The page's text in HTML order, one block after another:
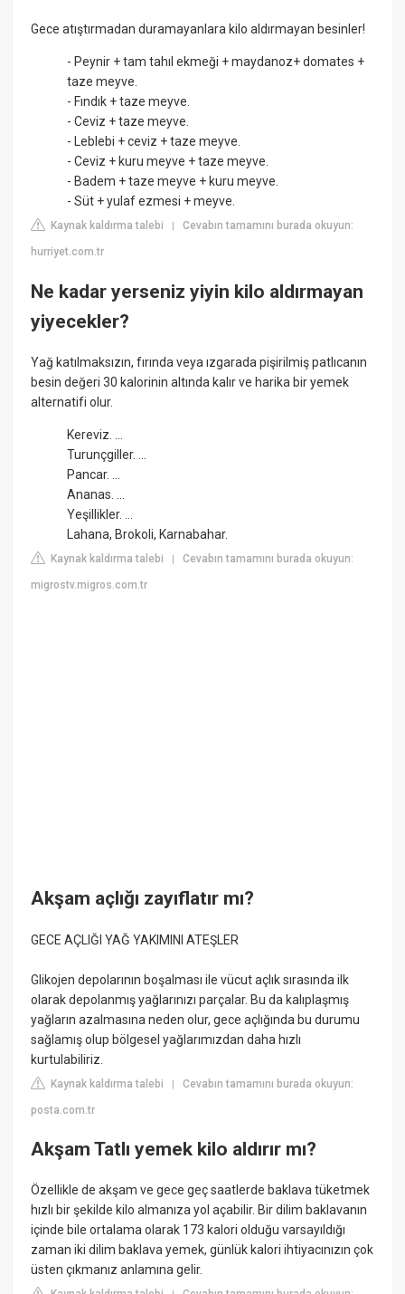
Gece atıştırmadan duramayanlara kilo aldırmayan besinler!
- Peynir + tam tahıl ekmeği + maydanoz+ domates +
taze meyve.
- Fındık + taze meyve.
- Ceviz + taze meyve.
- Leblebi + ceviz + taze meyve.
- Ceviz + kuru meyve + taze meyve.
- Badem + taze meyve + kuru meyve.
- Süt + yulaf ezmesi + meyve.
Kaynak kaldırma talebi |Cevabın tamamını burada okuyun:
hurriyet.com.tr
Ne kadar yerseniz yiyin kilo aldırmayan
yiyecekler?
Yağ katılmaksızın, fırında veya ızgarada pişirilmiş patlıcanın
besin değeri 30 kalorinin altında kalır ve harika bir yemek
alternatifi olur.
Kereviz. ...
Turunçgiller. ...
Pancar. ...
Ananas. ...
Yeşillikler. ...
Lahana, Brokoli, Karnabahar.
Kaynak kaldırma talebi |Cevabın tamamını burada okuyun:
migrostv.migros.com.tr
Akşam açlığı zayıflatır mı?
GECE AÇLIĞI YAĞ YAKIMINI ATEŞLER
Glikojen depolarının boşalması ile vücut açlık sırasında ilk
olarak depolanmış yağlarınızı parçalar. Bu da kalıplaşmış
yağların azalmasına neden olur, gece açlığında bu durumu
sağlamış olup bölgesel yağlarımızdan daha hızlı
kurtulabiliriz.
Kaynak kaldırma talebi |Cevabın tamamını burada okuyun:
posta.com.tr
Akşam Tatlı yemek kilo aldırır mı?
Özellikle de akşam ve gece geç saatlerde baklava tüketmek
hızlı bir şekilde kilo almanıza yol açabilir. Bir dilim baklavanın
içinde bile ortalama olarak 173 kalori olduğu varsayıldığı
zaman iki dilim baklava yemek, günlük kalori ihtiyacınızın çok
üsten çıkmanız anlamına gelir.